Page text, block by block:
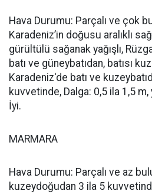
Hava Durumu: Parçalı ve çok
Karadeniz’in doğusu aralıklı
gürültülü sağanak yağışlı,
batı ve güneybatıdan, batısı
Karadeniz'de batı ve
kuvvetinde, Dalga: 0,5 ila 1,5
İyi.
MARMARA
Hava Durumu: Parçalı ve az
kuzeydoğudan 3 ila 5